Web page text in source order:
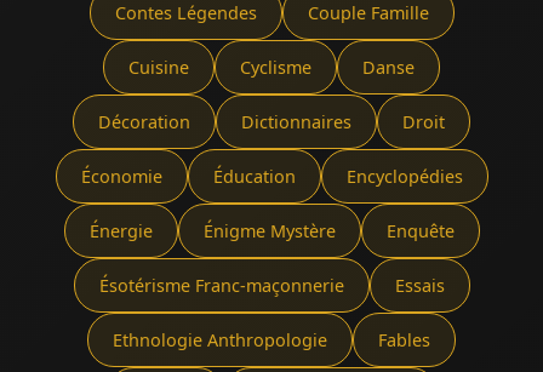
Contes Légendes Couple Famille
Cuisine Cyclisme Danse
Décoration Dictionnaires Droit
Économie Éducation Encyclopédies
Énergie Énigme Mystère Enquête
Ésotérisme Franc-maçonnerie Essais
Ethnologie Anthropologie Fables